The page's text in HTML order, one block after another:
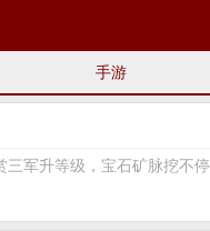
手游
三军升等级，宝石矿脉挖不停